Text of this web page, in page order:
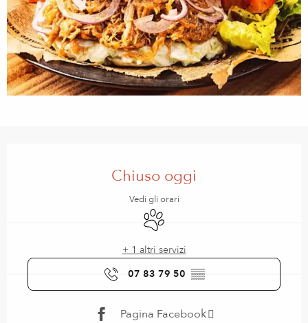
Chiuso oggi
Vedi gli orari
Animali ammessi
+ 1 altri servizi
07 83 79 50 ▒▒
Pagina Facebook